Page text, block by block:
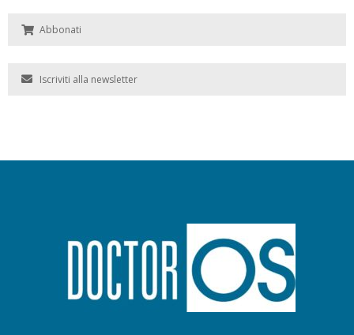
Abbonati
Iscriviti alla newsletter